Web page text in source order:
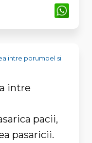
intre porumbel si
intre
pacii,
pasaricii.